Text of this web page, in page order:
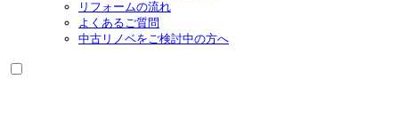
リフォームの流れ
よくあるご質問
中古リノベをご検討中の方へ